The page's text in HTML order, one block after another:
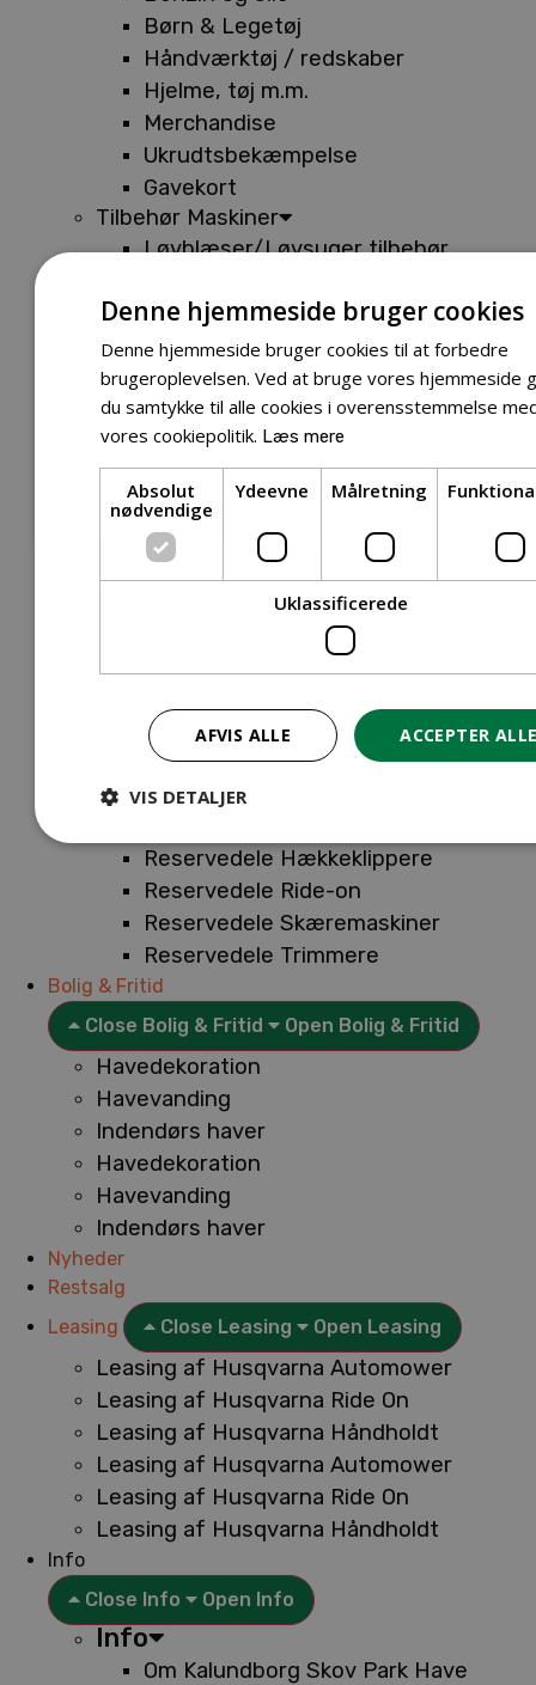
Børn & Legetøj
Håndværktøj / redskaber
Hjelme, tøj m.m.
Merchandise
Ukrudtsbekæmpelse
Gavekort
Tilbehør Maskiner
Løvblæser/Løvsuger tilbehør
Tilbehør Buskryddere og Trimmere
Tilbehør Entreprenørudstyr
Tilbehør Havetraktor
Tilbehør Hækkeklippere
Tilbehør Motorsav
Tilbehør Kæder
Tilbehør Sværd
Tilbehør Rengøringsmaskiner
Tilbehør Robotplæneklipper
Tilbehør Walk Behind
Reservedele Løvblæsere
Reservedele Motorsave
Reservedele Plæneklippere
Reservedele Hækkeklippere
Reservedele Ride-on
Reservedele Skæremaskiner
Reservedele Trimmere
Bolig & Fritid
Close Bolig & Fritid
Open Bolig & Fritid
Havedekoration
Havevanding
Indendørs haver
Havedekoration
Havevanding
Indendørs haver
Nyheder
Restsalg
Leasing
Close Leasing Open Leasing
Leasing af Husqvarna Automower
Leasing af Husqvarna Ride On
Leasing af Husqvarna Håndholdt
Leasing af Husqvarna Automower
Leasing af Husqvarna Ride On
Leasing af Husqvarna Håndholdt
Info
Close Info
Open Info
Info
Om Kalundborg Skov Park Have
Denne hjemmeside bruger cookies
Denne hjemmeside bruger cookies til at forbedre
brugeroplevelsen. Ved at bruge vores hjemmeside
du samtykke til alle cookies i overensstemmelse
vores cookiepolitik. Læs mere
Absolut
nødvendige
Ydeevne Målretning
Uklassificerede
ACCEPTER
AFVIS ALLE
VIS DETALJER